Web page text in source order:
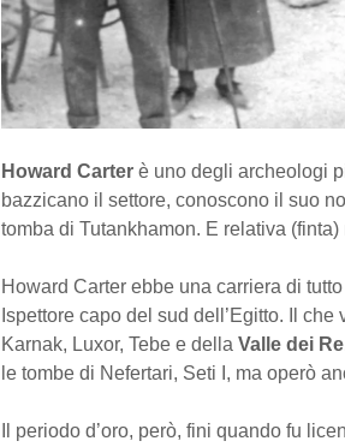
Howard Carter è uno degli archeologi
bazzicano il settore, conoscono il suo
tomba di Tutankhamon. E relativa
Howard Carter ebbe una carriera di
Ispettore capo del sud dell’Egitto. Il
Karnak, Luxor, Tebe e della Valle dei Re
le tombe di Nefertari, Seti I, ma operò
Il periodo d’oro, però, fini quando fu